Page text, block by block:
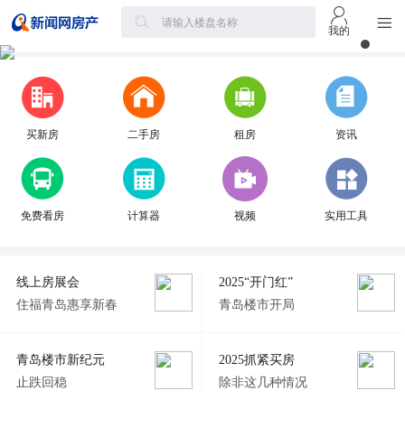
我的
买新房 二手房 租房 资讯
免费看房 计算器 视频 实用工具
线上房展会
住福青岛惠享新春
2025“开门红”
青岛楼市开局
青岛楼市新纪元
止跌回稳
2025抓紧买房
除非这几种情况